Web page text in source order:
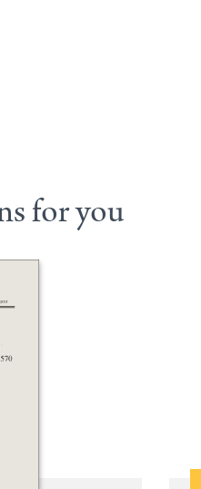
for you